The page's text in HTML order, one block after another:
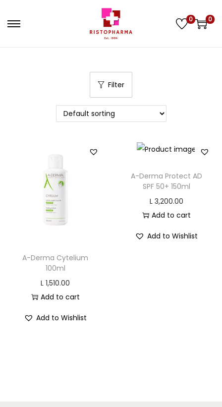
S
p
t
o
n
S
p
t
o
c
0 0
Filter
A-Derma Cytelium
100ml
L 1,510.00
Add to cart
Add to Wishlist
A-Derma Protect AD
SPF 50+ 150ml
L3,200.00
Add to cart
Add to Wishlist